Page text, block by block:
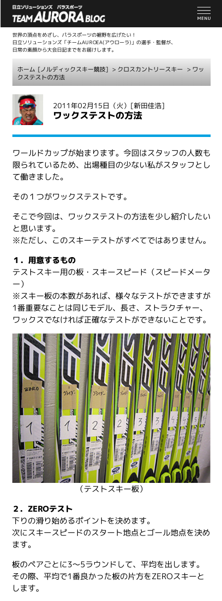
世界の頂点をめざし、パラスポーツの裾野を広げたい！
日立ソリューションズ「チームAUROEA(アウローラ)」の選手・監督が、
日常の素顔から大会日記までをお届けします。
ホーム [ノルディックスキー競技] > クロスカントリースキー > ワッ
クステストの方法
2011年02月15日（火） [新田佳浩]
ワックステストの方法
ワールドカップが始まります。今回はスタッフの人数も
限られているため、出場種目の少ない私がスタッフとし
て働きました。
その１つがワックステストです。
そこで今回は、ワックステストの方法を少し紹介したい
と思います。
※ただし、このスキーテストがすべてではありません。
１．用意するもの
テストスキー用の板・スキースピード（スピードメータ
ー）
※スキー板の本数があれば、様々なテストができますが
1番重要なことは同じモデル、長さ、ストラクチャー、
ワックスでなければ正確なテストができないことです。
（テストスキー板）
２．ZEROテスト
下りの滑り始めるポイントを決めます。
次にスキースピードのスタート地点とゴール地点を決め
ます。
板のペアごとに3～5ラウンドして、平均を出します。
その際、平均で1番良かった板の片方をZEROスキーと
します。